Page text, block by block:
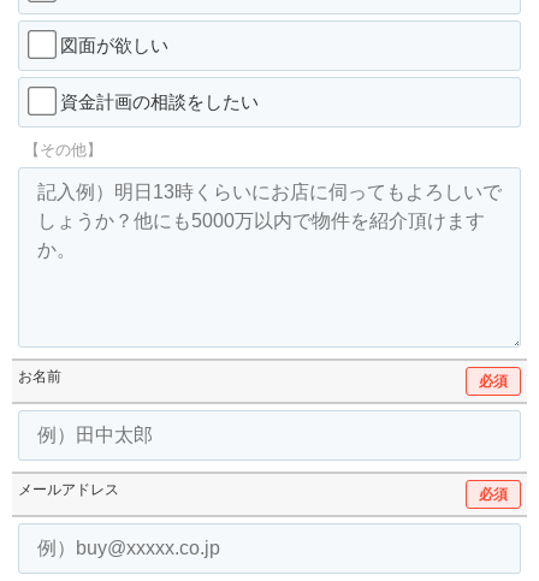
図面が欲しい
資金計画の相談をしたい
【その他】
お名前 必須
メールアドレス 必須